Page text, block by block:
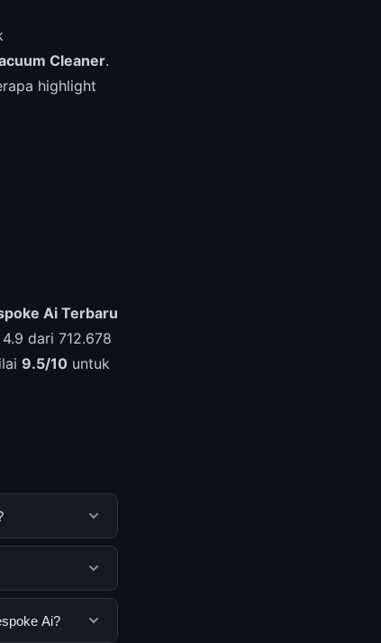
Cleaner.
highlight
Ai Terbaru
dari 712.678
9.5/10 untuk
Tidak
Ai?